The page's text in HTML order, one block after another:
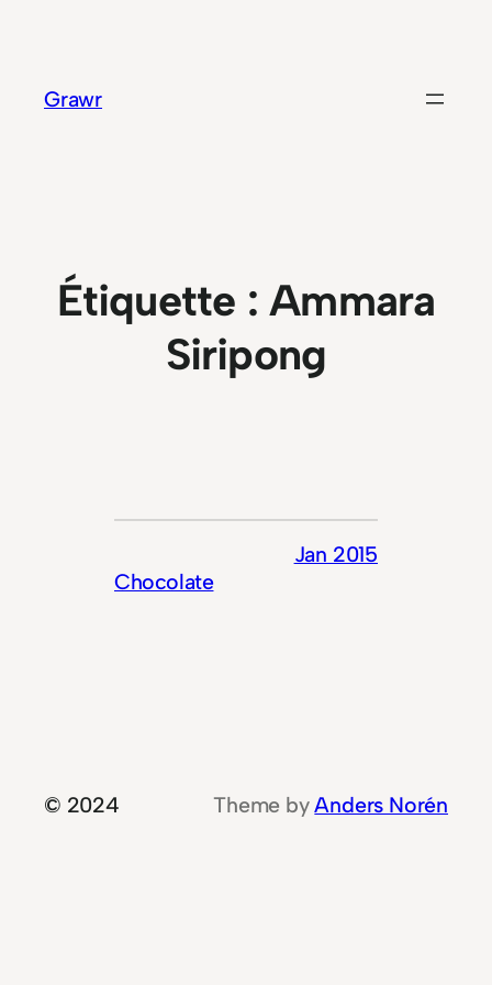
contenu
Grawr
Étiquette :Ammara
Siripong
Chocolate
Jan 2015
© 2024 Theme byAnders Norén